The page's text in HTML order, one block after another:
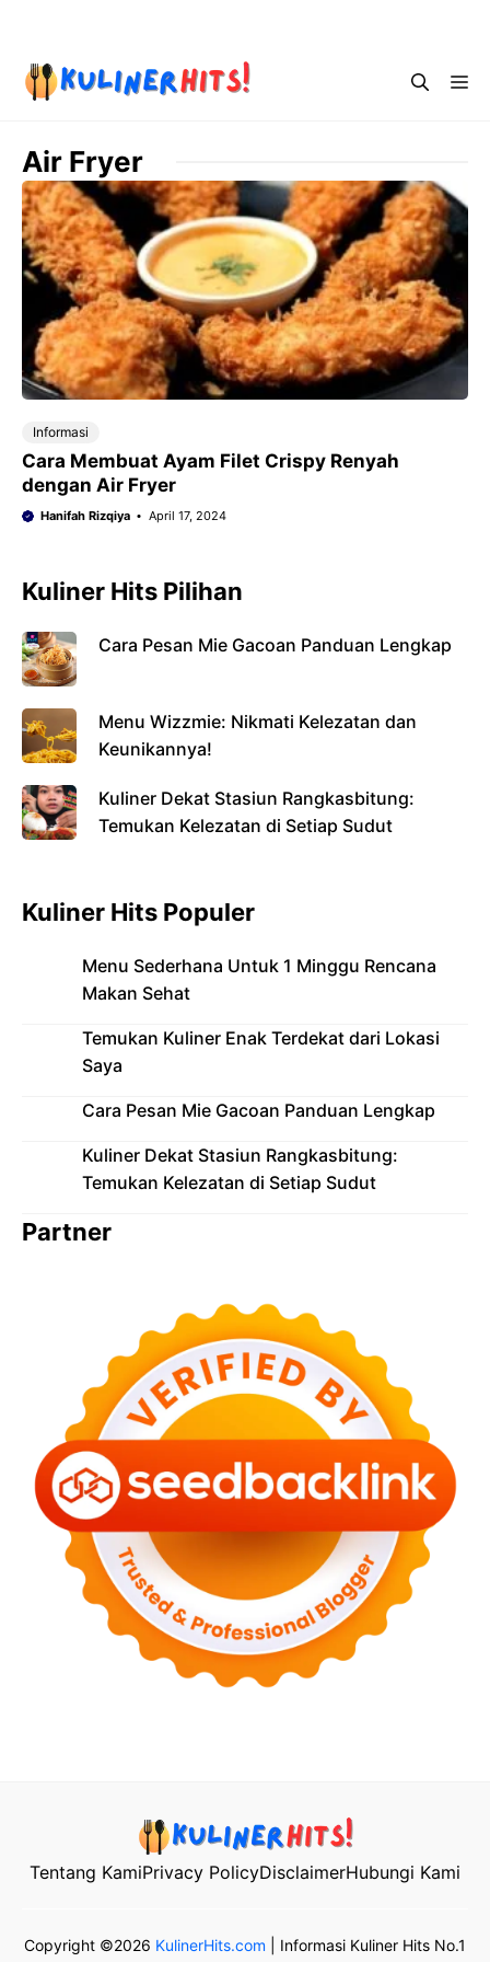
content
Air Fryer
Informasi
Cara Membuat Ayam Filet Crispy Renyah
dengan Air Fryer
Hanifah Rizqiya April 17, 2024
Kuliner Hits Pilihan
Cara Pesan Mie Gacoan Panduan Lengkap
Menu Wizzmie: Nikmati Kelezatan dan
Keunikannya!
Kuliner Dekat Stasiun Rangkasbitung:
Temukan Kelezatan di Setiap Sudut
Kuliner Hits Populer
Menu Sederhana Untuk 1 Minggu Rencana
Makan Sehat
Temukan Kuliner Enak Terdekat dari Lokasi
Saya
Cara Pesan Mie Gacoan Panduan Lengkap
Kuliner Dekat Stasiun Rangkasbitung:
Temukan Kelezatan di Setiap Sudut
Partner
Tentang KamiPrivacy PolicyDisclaimerHubungi Kami
Copyright ©2026 KulinerHits.com | Informasi Kuliner Hits No.1